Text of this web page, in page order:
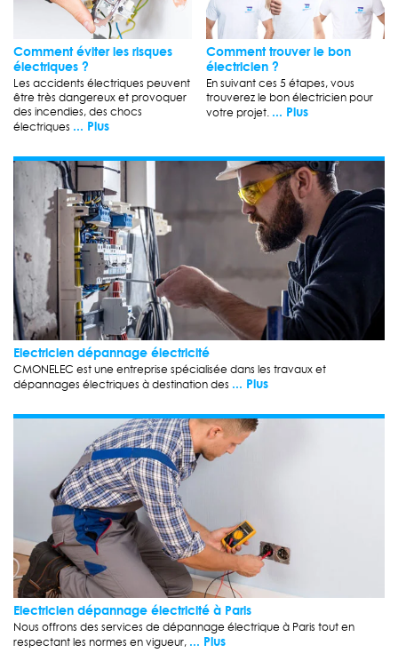
Comment éviter les risques
électriques ?
Les accidents électriques peuvent
être très dangereux et provoquer
des incendies, des chocs
électriques ... Plus
Comment trouver le bon
électricien ?
En suivant ces 5 étapes, vous
trouverez le bon électricien pour
votre projet. ... Plus
Electricien dépannage électricité
CMONELEC est une entreprise spécialisée dans les travaux et
dépannages électriques à destination des ... Plus
Electricien dépannage électricité à Paris
Nous offrons des services de dépannage électrique à Paris tout en
respectant les normes en vigueur, ... Plus